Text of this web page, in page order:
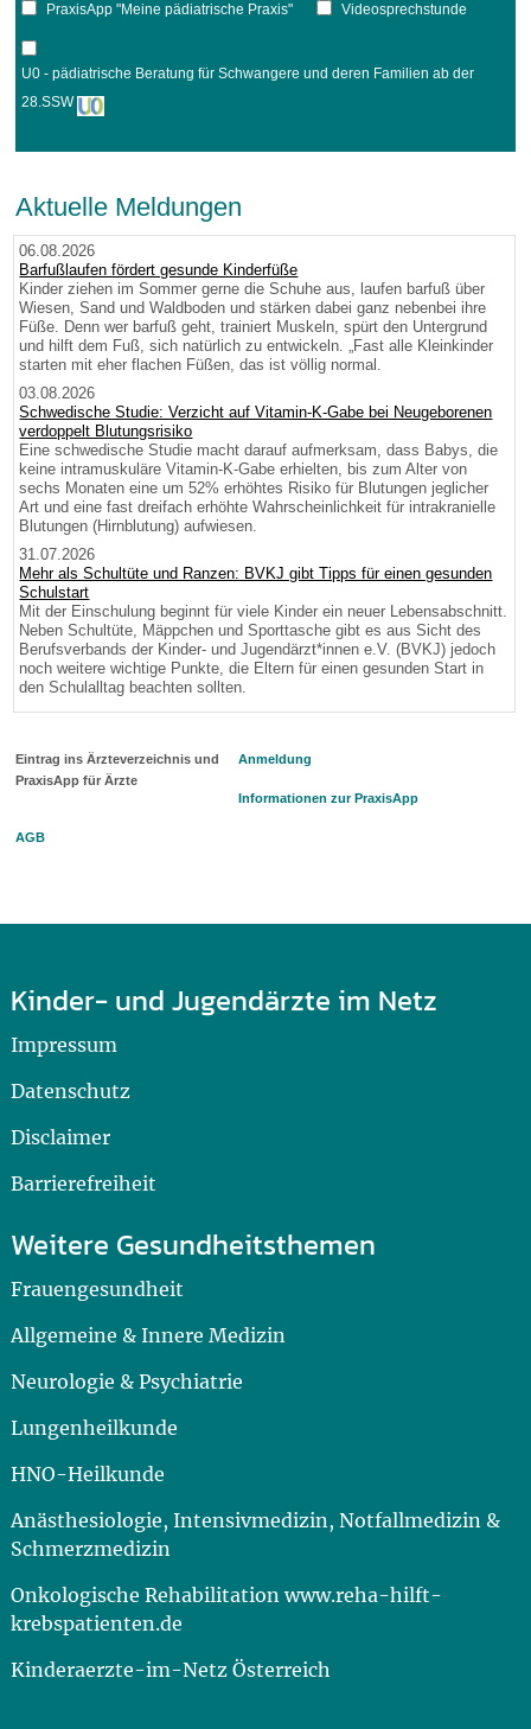
PraxisApp "Meine pädiatrische Praxis" Videosprechstunde
U0 - pädiatrische Beratung für Schwangere und deren Familien ab der
28.SSW
Aktuelle Meldungen
06.08.2026
Barfußlaufen fördert gesunde Kinderfüße
Kinder ziehen im Sommer gerne die Schuhe aus, laufen barfuß über
Wiesen, Sand und Waldboden und stärken dabei ganz nebenbei ihre
Füße. Denn wer barfuß geht, trainiert Muskeln, spürt den Untergrund
und hilft dem Fuß, sich natürlich zu entwickeln. „Fast alle Kleinkinder
starten mit eher flachen Füßen, das ist völlig normal.
03.08.2026
Schwedische Studie: Verzicht auf Vitamin-K-Gabe bei Neugeborenen
verdoppelt Blutungsrisiko
Eine schwedische Studie macht darauf aufmerksam, dass Babys, die
keine intramuskuläre Vitamin-K-Gabe erhielten, bis zum Alter von
sechs Monaten eine um 52% erhöhtes Risiko für Blutungen jeglicher
Art und eine fast dreifach erhöhte Wahrscheinlichkeit für intrakranielle
Blutungen (Hirnblutung) aufwiesen.
31.07.2026
Mehr als Schultüte und Ranzen: BVKJ gibt Tipps für einen gesunden
Schulstart
Mit der Einschulung beginnt für viele Kinder ein neuer Lebensabschnitt.
Neben Schultüte, Mäppchen und Sporttasche gibt es aus Sicht des
Berufsverbands der Kinder- und Jugendärzt*innen e.V. (BVKJ) jedoch
noch weitere wichtige Punkte, die Eltern für einen gesunden Start in
den Schulalltag beachten sollten.
Eintrag ins Ärzteverzeichnis und
PraxisApp für Ärzte
Anmeldung
Informationen zur PraxisApp
AGB
Kinder- und Jugendärzte im Netz
Impressum
Datenschutz
Disclaimer
Barrierefreiheit
Weitere Gesundheitsthemen
Frauengesundheit
Allgemeine & Innere Medizin
Neurologie & Psychiatrie
Lungenheilkunde
HNO-Heilkunde
Anästhesiologie, Intensivmedizin, Notfallmedizin &
Schmerzmedizin
Onkologische Rehabilitation www.reha-hilft-
krebspatienten.de
Kinderaerzte-im-Netz Österreich